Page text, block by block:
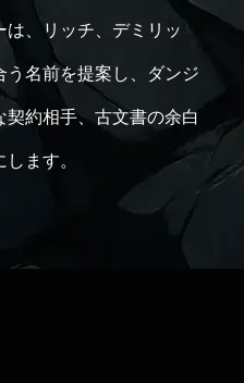
、リッチ、デミリッ
名前を提案し、ダンジ
契約相手、古文書の余白
ます。